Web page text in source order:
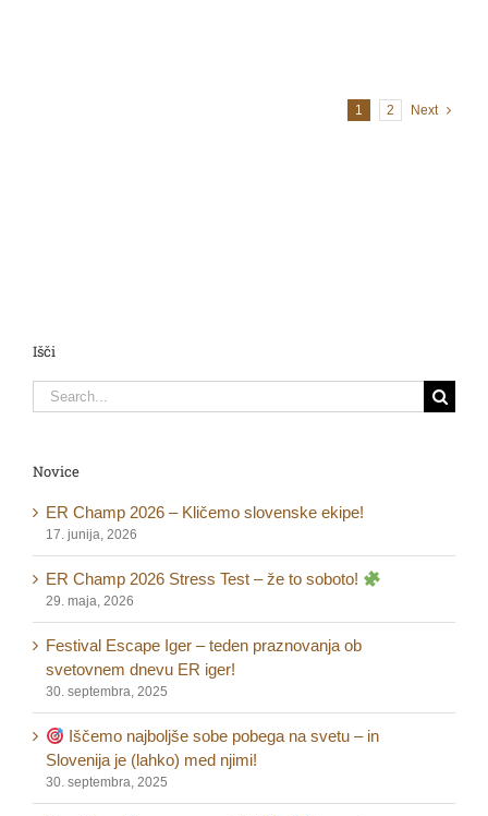
1 2 Next
Išči
Search
for:
Novice
ER Champ 2026 – Kličemo slovenske ekipe!
17. junija, 2026
ER Champ 2026 Stress Test – že to soboto!
29. maja, 2026
Festival Escape Iger – teden praznovanja ob
svetovnem dnevu ER iger!
30. septembra, 2025
Iščemo najboljše sobe pobega na svetu – in
Slovenija je (lahko) med njimi!
30. septembra, 2025